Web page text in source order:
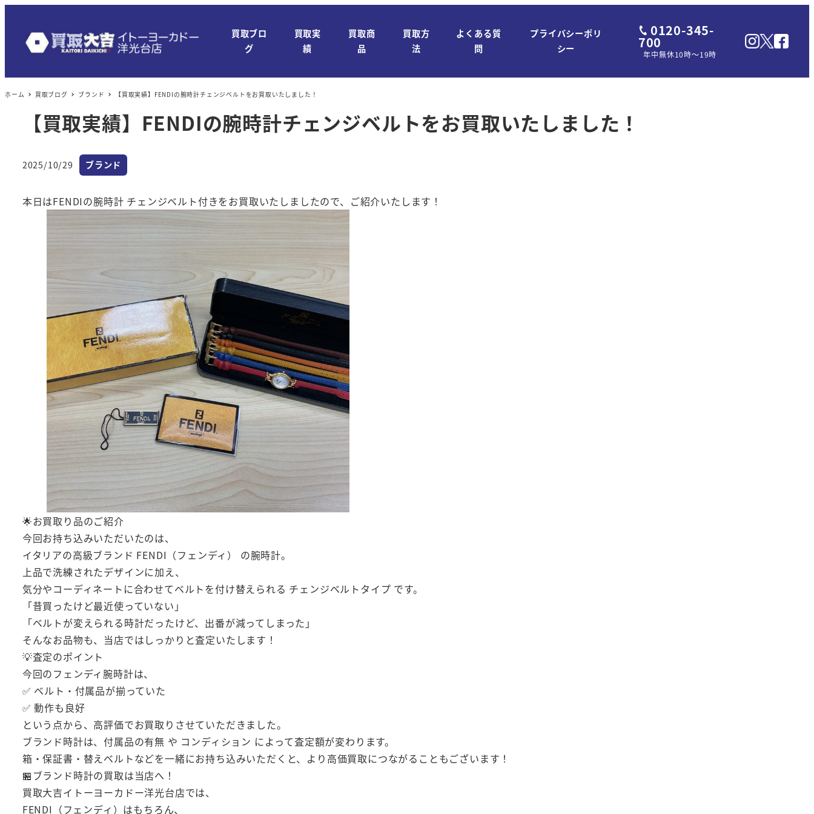
ン
テ
買取ブロ
グ
買取実
績
買取商
品
買取方
法
よくある質
問
プライバシーポリ
シー
0120-345-
700
年中無休10時～19時
ホーム 買取ブログ ブランド 【買取実績】FENDIの腕時計チェンジベルトをお買取いたしました！
【買取実績】FENDIの腕時計チェンジベルトをお買取いたしました！
投稿日
2025/10/29 カテゴリー
ブランド
本日はFENDIの腕時計 チェンジベルト付きをお買取いたしましたので、ご紹介いたします！
🌟お買取り品のご紹介
今回お持ち込みいただいたのは、
イタリアの高級ブランド FENDI（フェンディ） の腕時計。
上品で洗練されたデザインに加え、
気分やコーディネートに合わせてベルトを付け替えられる チェンジベルトタイプ です。
「昔買ったけど最近使っていない」
「ベルトが変えられる時計だったけど、出番が減ってしまった」
そんなお品物も、当店ではしっかりと査定いたします！
💡査定のポイント
今回のフェンディ腕時計は、
✅ ベルト・付属品が揃っていた
✅ 動作も良好
という点から、高評価でお買取りさせていただきました。
ブランド時計は、付属品の有無 や コンディション によって査定額が変わります。
箱・保証書・替えベルトなどを一緒にお持ち込みいただくと、より高価買取につながることもございます！
🏪ブランド時計の買取は当店へ！
買取大吉イトーヨーカドー洋光台店では、
FENDI（フェンディ）はもちろん、